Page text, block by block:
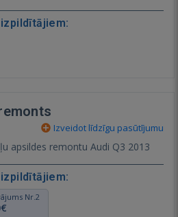
Izveidot līdzīgu pasūtījumu
Nepieciešams veikt sēdekļu apsildes remontu Audi Q3 2013
Nr.2